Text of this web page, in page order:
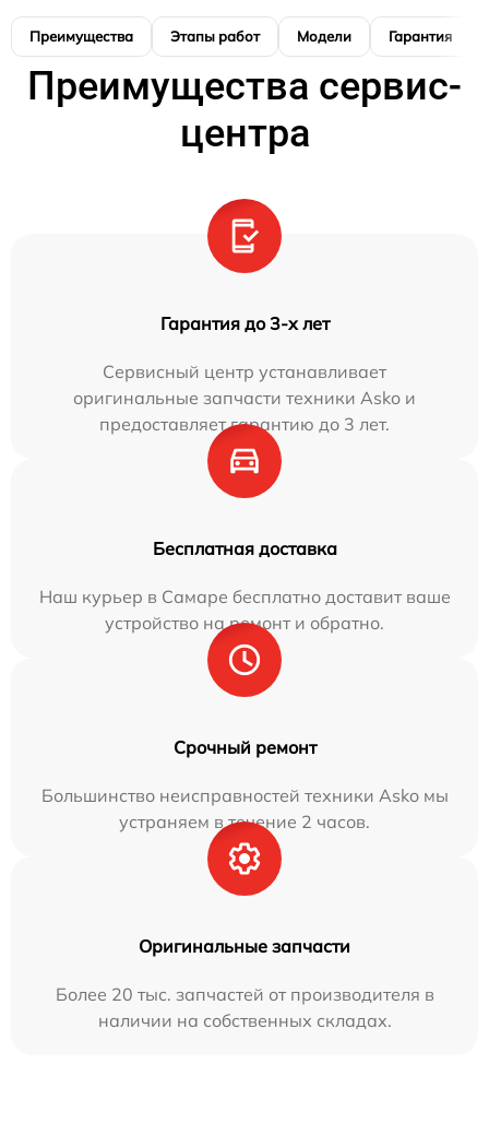
Преимущества Этапы работ Модели Гарантия
Преимущества сервис-
центра
Гарантия до 3-х лет
Сервисный центр устанавливает
оригинальные запчасти техники Asko и
предоставляет гарантию до 3 лет.
Бесплатная доставка
Наш курьер в Самаре бесплатно доставит ваше
устройство на ремонт и обратно.
Срочный ремонт
Большинство неисправностей техники Asko мы
устраняем в течение 2 часов.
Оригинальные запчасти
Более 20 тыс. запчастей от производителя в
наличии на собственных складах.